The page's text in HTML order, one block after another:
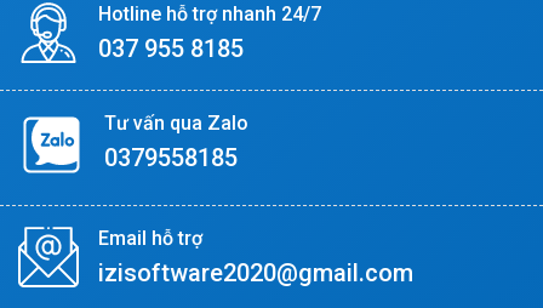
Hotline hỗ trợ nhanh 24/7
037 955 8185
Tư vấn qua Zalo
0379558185
Email hỗ trợ
izisoftware2020@gmail.com